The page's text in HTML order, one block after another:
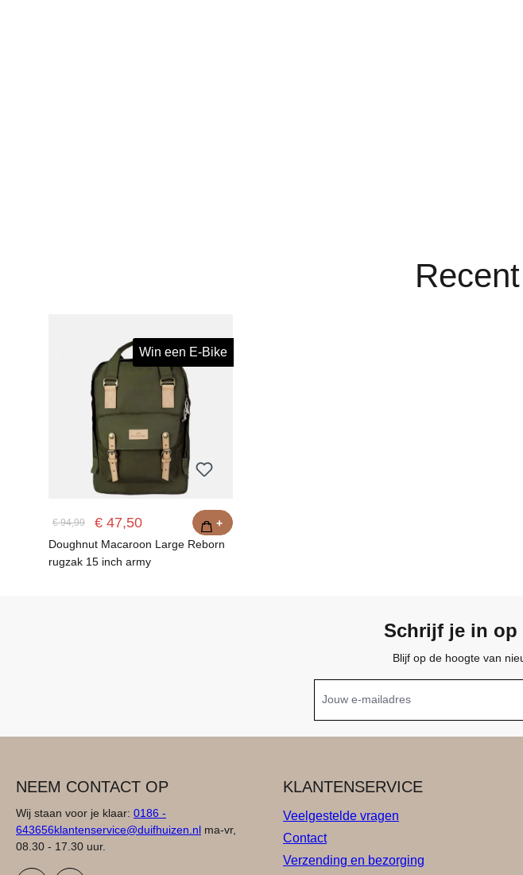
Win een E-Bike
€ 94,99 € 47,50
Doughnut Macaroon Large Reborn
rugzak 15 inch army
+
Schrijf je in op
Blijf op de hoogte van
NEEM CONTACT OP
Wij staan voor je klaar: 0186 -
643656klantenservice@duifhuizen.nl ma-vr,
08.30 - 17.30 uur.
KLANTENSERVICE
Veelgestelde vragen
Contact
Verzending en bezorging